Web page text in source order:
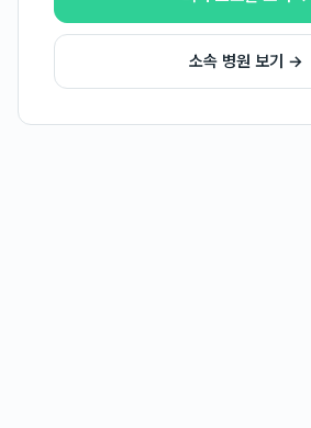
소속 병원 보기 →